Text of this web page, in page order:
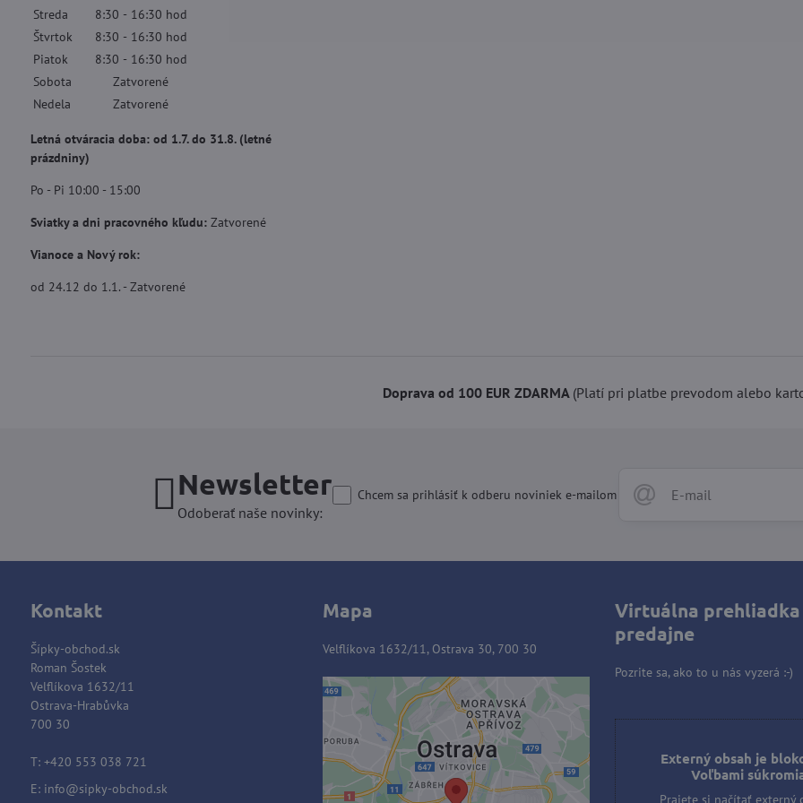
Streda 8:30 - 16:30 hod
Štvrtok
8:30 - 16:30 hod
Piatok
8:30 - 16:30 hod
Sobota
Zatvorené
Nedela
Zatvorené
Letná otváracia doba: od 1.7. do 31.8. (letné
prázdniny)
Po - Pi 10:00 - 15:00
Sviatky a dni pracovného kľudu:Zatvorené
Vianoce a Nový rok:
od 24.12 do 1.1. - Zatvorené
Doprava od 100 EUR ZDARMA (Platí pri platbe prevodom alebo
Newsletter
Odoberať naše novinky:
Chcem sa prihlásiť k odberu noviniek e-mailom
Kontakt
Šípky-obchod.sk
Roman Šostek
Velflíkova 1632/11
Ostrava-Hrabůvka
700 30
T: +420 553 038 721
E: info@sipky-obchod.sk
Mapa
Velflíkova 1632/11, Ostrava 30, 700 30
Externý obsah je blokovaný
Voľbami súkromia
Prajete si načítať externý obsah?
Virtuálna prehliadka
predajne
Pozrite sa, ako to u nás vyzerá :-)
Externý obsah je
Voľbami
Prajete si načítať externý